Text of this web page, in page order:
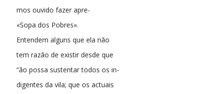
mos ouvido fazer apre-
«Sopa dos Pobres».
Entendem alguns que ela não
tem razão de existir desde que
“ão possa sustentar todos os in-
digentes da vila; que os actuais